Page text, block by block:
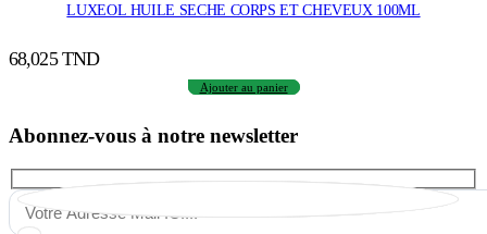
LUXEOL HUILE SECHE CORPS ET CHEVEUX 100ML
68,025TND
Ajouter au panier
Abonnez-vous à notre newsletter